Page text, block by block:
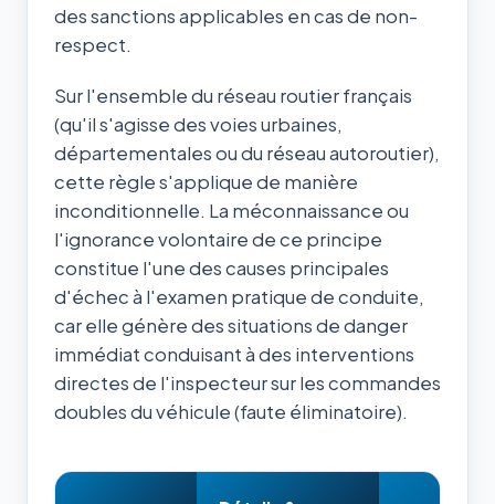
des sanctions applicables en cas de non-
respect.
Sur l'ensemble du réseau routier français
(qu'il s'agisse des voies urbaines,
départementales ou du réseau autoroutier),
cette règle s'applique de manière
inconditionnelle. La méconnaissance ou
l'ignorance volontaire de ce principe
constitue l'une des causes principales
d'échec à l'examen pratique de conduite,
car elle génère des situations de danger
immédiat conduisant à des interventions
directes de l'inspecteur sur les commandes
doubles du véhicule (faute éliminatoire).